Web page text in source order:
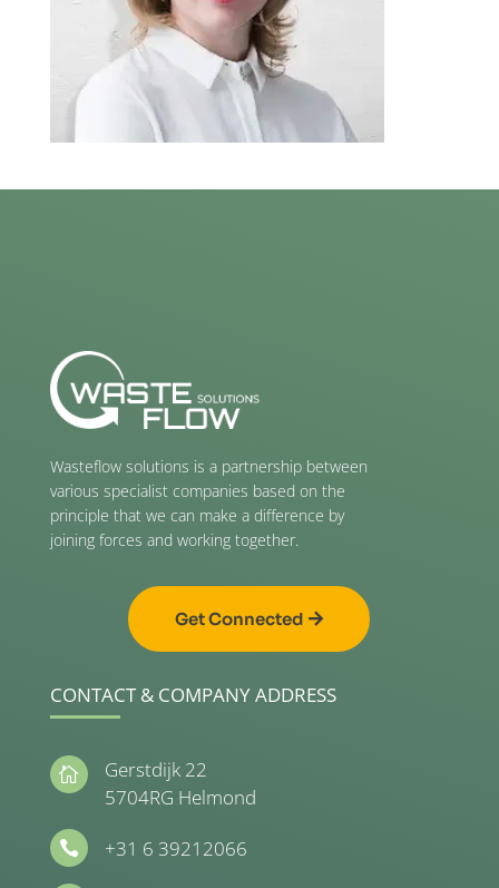
Wasteflow solutions is a partnership between
various specialist companies based on the
principle that we can make a difference by
joining forces and working together.
Get Connected
CONTACT & COMPANY ADDRESS

Gerstdijk 22
5704RG Helmond
 +31 6 39212066